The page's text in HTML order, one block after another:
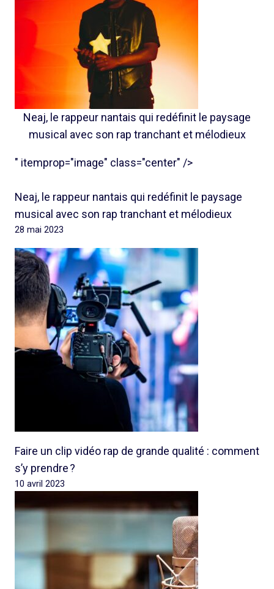
Neaj, le rappeur nantais qui redéfinit le paysage
musical avec son rap tranchant et mélodieux
" itemprop="image" class="center" />
Neaj, le rappeur nantais qui redéfinit le paysage
musical avec son rap tranchant et mélodieux
28 mai 2023
Faire un clip vidéo rap de grande qualité : comment
s’y prendre ?
10 avril 2023